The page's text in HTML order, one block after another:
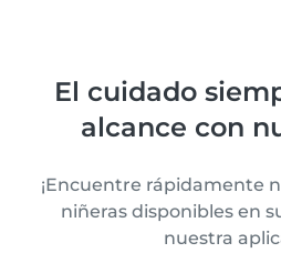
El cuidado
alcance con
¡Encuentre rápidamente
niñeras disponibles en
nuestra